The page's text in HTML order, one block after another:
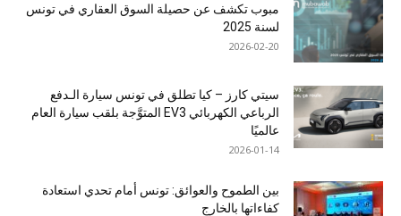
مبوب تكشف عن حصيلة السوق العقاري في تونس
لسنة 2025
2026-02-20
سيتي كارز – كيا تطلق في تونس سيارة الـدفع
الرباعي الكهربائي EV3 المتوَّجة بلقب سيارة العام
عالميًا
2026-01-14
بين الطموح والعوائق: تونس أمام تحدي استعادة
كفاءاتها بالخارج